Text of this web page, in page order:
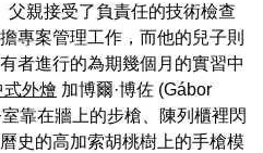
父親接受了負責任的技術檢查
專案管理工作，而他的兒子則
者進行的為期幾個月的實習中
式外燴 加博爾·博佐 (Gábor
靠在牆上的步槍、陳列櫃裡閃
史的高加索胡桃樹上的手槍模